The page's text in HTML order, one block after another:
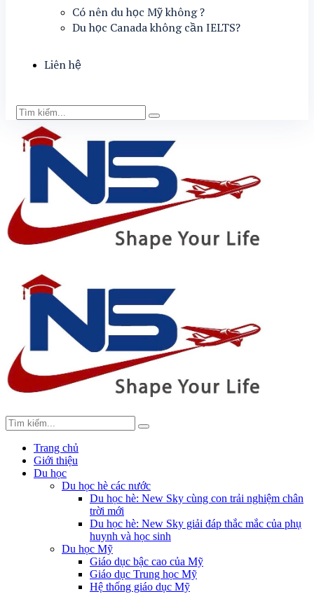
Có nên du học Mỹ không ?
Du học Canada không cần IELTS?
Liên hệ
Trang chủ
Giới thiệu
Du học
Du học hè các nước
Du học hè: New Sky cùng con trải nghiệm chân
trời mới
Du học hè: New Sky giải đáp thắc mắc của phụ
huynh và học sinh
Du học Mỹ
Giáo dục bậc cao của Mỹ
Giáo dục Trung học Mỹ
Hệ thống giáo dục Mỹ